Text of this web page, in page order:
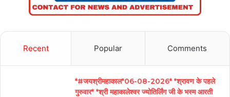
Recent Popular Comments
*#जयश्रीमहाकाल*06-08-2026* *श्रावण के पहले
गुरुवार* *श्री महाकालेश्वर ज्योतिर्लिंग जी के भस्म आरती